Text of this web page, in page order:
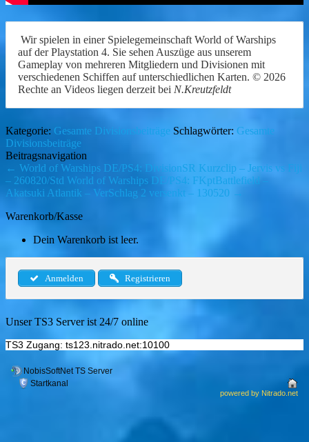
Wir spielen in einer Spielegemeinschaft World of Warships
auf der Playstation 4. Sie sehen Auszüge aus unserem
Gameplay von mehreren Mitgliedern und Divisionen mit
verschiedenen Schiffen auf unterschiedlichen Karten. © 2026
Rechte an Videos liegen derzeit bei N.Kreutzfeldt
Kategorie: Gesamte Divisionsbeiträge Schlagwörter: Gesamte
Divisionsbeiträge
Beitragsnavigation
← World of Warships DE/PS4: DivisionSR Kurzclip – Jervis vs Fiji
– 260820/Std World of Warships DE/PS4: FKptBattlefield –
Akatsuki Atlantik – VerSchlag 2 versenkt – 130520 →
Warenkorb/Kasse
Dein Warenkorb ist leer.
Anmelden Registrieren
Unser TS3 Server ist 24/7 online
TS3 Zugang: ts123.nitrado.net:10100